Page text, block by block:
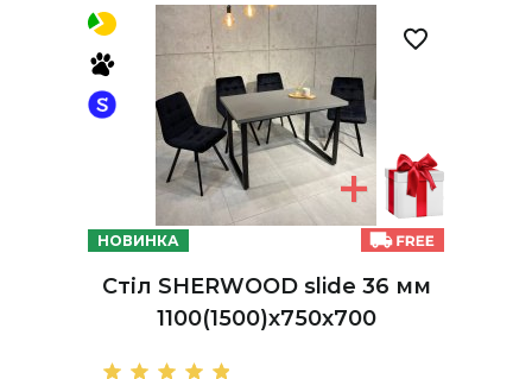
НОВИНКА
Стіл SHERWOOD slide 36 мм
1100(1500)х750х700